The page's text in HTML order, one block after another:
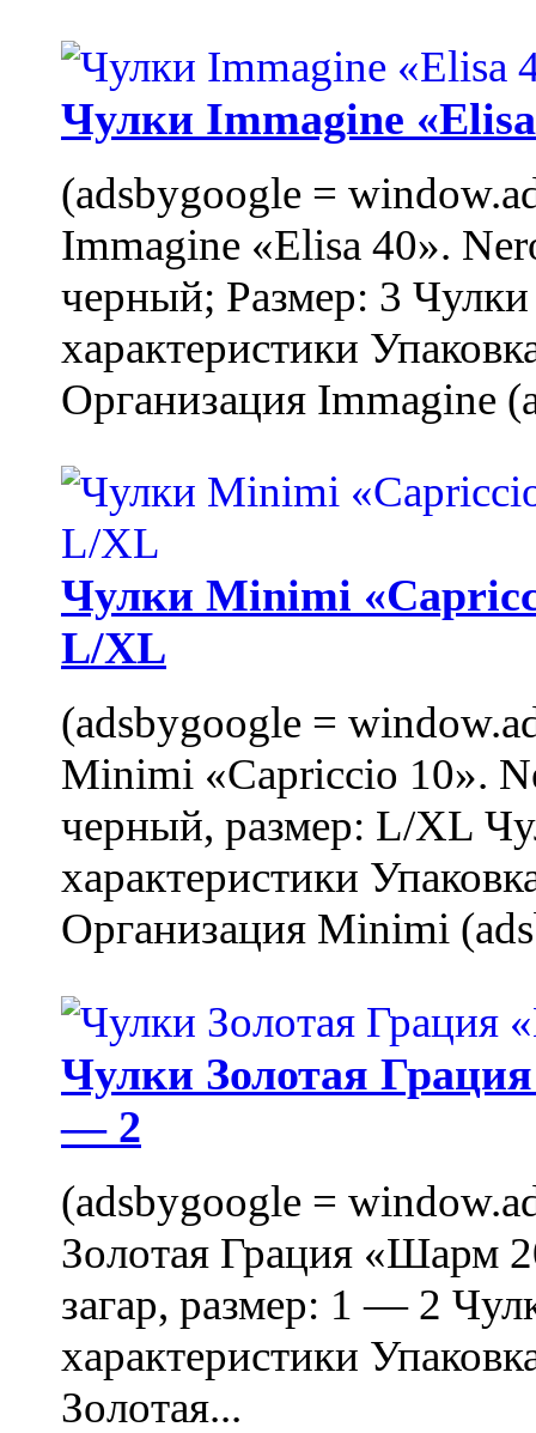
Чулки Immagine
(adsbygoogle =
Immagine «Elisa 40».
черный; Размер: 3
характеристики
Организация Immagine
Чулки Minimi
L/XL
(adsbygoogle =
Minimi «Capriccio 10».
черный, размер: L/XL
характеристики
Организация Minimi
Чулки Золотая
— 2
(adsbygoogle =
Золотая Грация «Шарм
загар, размер: 1 — 2
характеристики
Золотая...